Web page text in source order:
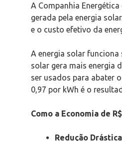
A Companhia
gerada pela energia
e o custo efetivo da
A energia solar funciona
solar gera mais energia
ser usados para abater
0,97 por kWh é o
Como a Economia de
Redução